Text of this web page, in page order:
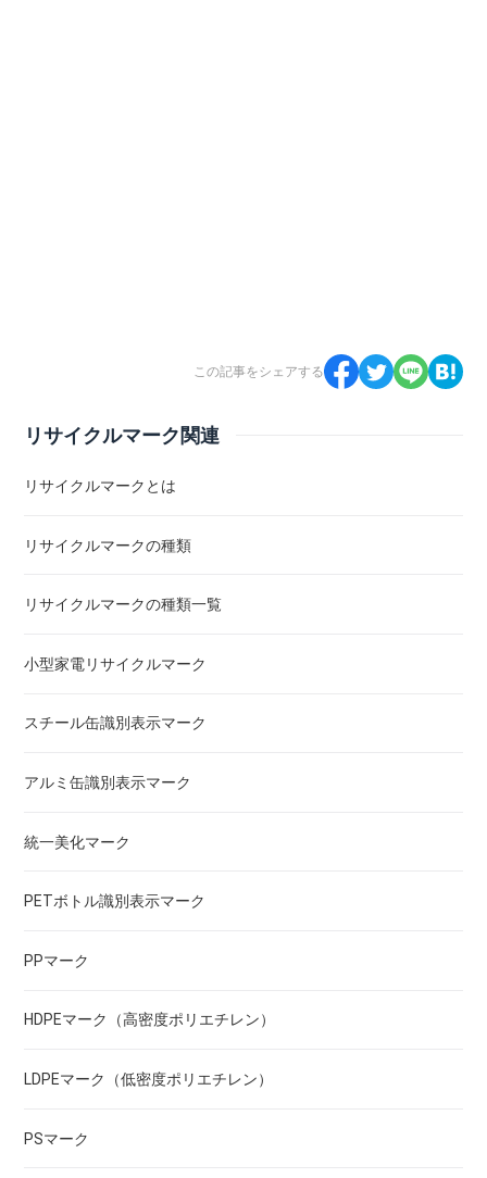
この記事をシェアする
リサイクルマーク関連
リサイクルマークとは
リサイクルマークの種類
リサイクルマークの種類一覧
小型家電リサイクルマーク
スチール缶識別表示マーク
アルミ缶識別表示マーク
統一美化マーク
PETボトル識別表示マーク
PPマーク
HDPEマーク（高密度ポリエチレン）
LDPEマーク（低密度ポリエチレン）
PSマーク